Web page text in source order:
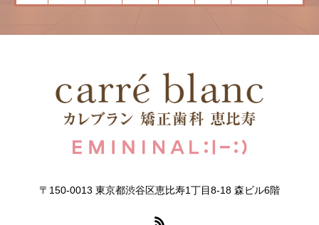
〒150-0013 東京都渋谷区恵比寿1丁目8-18 森ビル6階